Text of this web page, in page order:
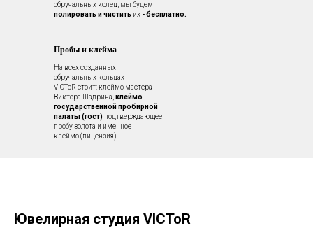
обручальных колец, мы будем
полировать и чистить их - бесплатно.
Пробы и клейма
На всех созданных
обручальных кольцах
VICToR стоит: клеймо мастера
Виктора Шадрина,клеймо
государственной пробирной
палаты (гост) подтверждающее
пробу золота и именное
клеймо (лицензия).
Ювелирная студия VICToR